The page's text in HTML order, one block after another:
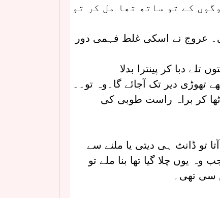
کے تو ساتھ تھا مل کر تو
عروج نے اسکی غلط فہمی دور
دبا کر پینترا بدلا
دیر تک آجائے گا۔وہ تو۔۔
کر براہ راست طوبی کی
تو ڈانٹ ہی دیتی یا ملنے سے
یوں چلا گیا تھا بنا ملے تو
سی تھی۔